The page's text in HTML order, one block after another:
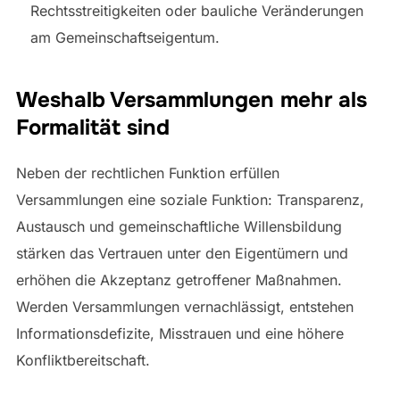
Rechtsstreitigkeiten oder bauliche Veränderungen
am Gemeinschaftseigentum.
Weshalb Versammlungen mehr als
Formalität sind
Neben der rechtlichen Funktion erfüllen
Versammlungen eine soziale Funktion: Transparenz,
Austausch und gemeinschaftliche Willensbildung
stärken das Vertrauen unter den Eigentümern und
erhöhen die Akzeptanz getroffener Maßnahmen.
Werden Versammlungen vernachlässigt, entstehen
Informationsdefizite, Misstrauen und eine höhere
Konfliktbereitschaft.